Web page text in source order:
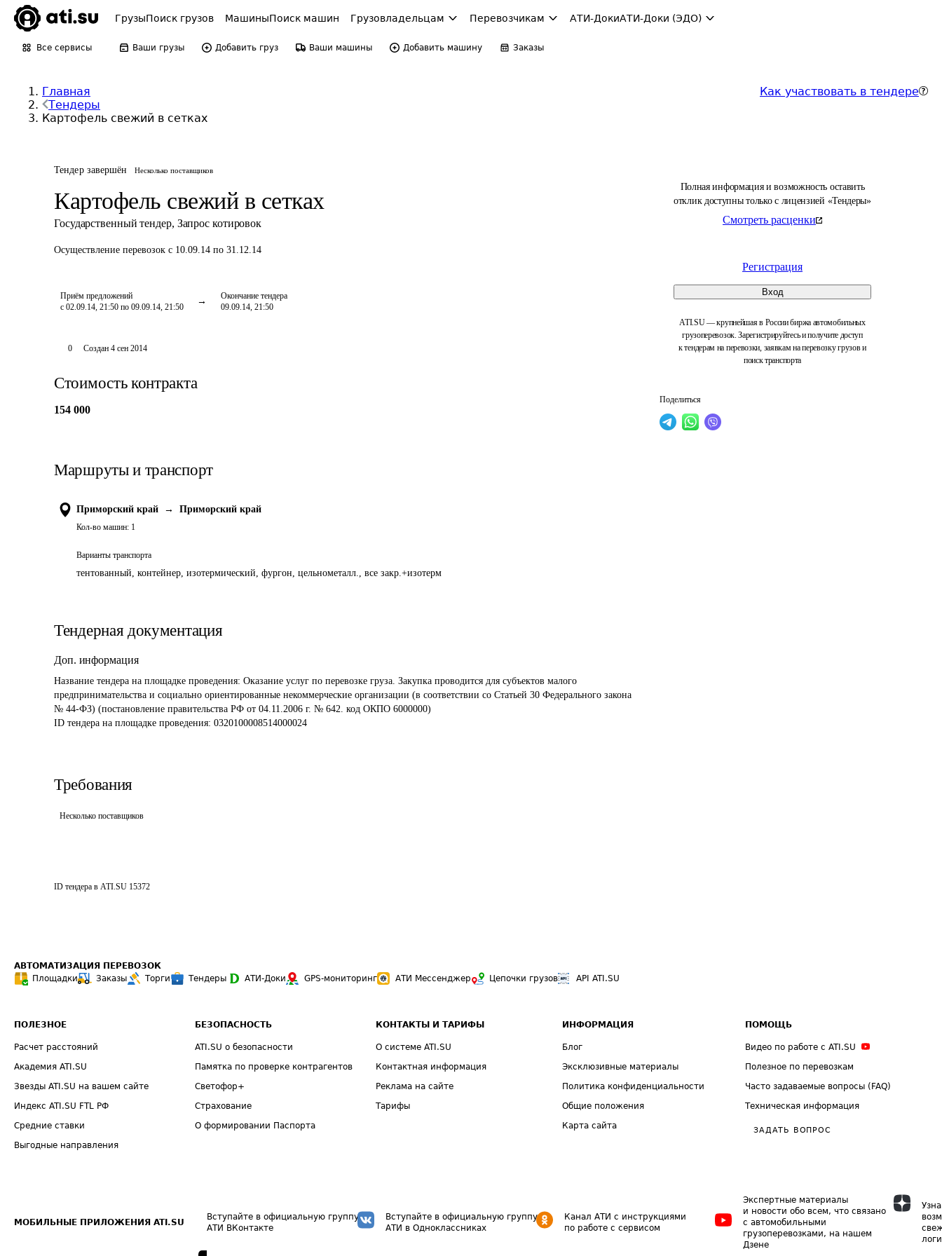
ГрузыПоиск грузов МашиныПоиск машин Грузовладельцам Перевозчикам АТИ-ДокиАТИ-Доки (ЭДО)
Все сервисы Ваши грузы Добавить груз Ваши машины Добавить машину Заказы
Главная
Тендеры
Картофель свежий в сетках
Как участвовать в тендере
Тендер завершён Несколько поставщиков
Картофель свежий в сетках
Государственный тендер, Запрос котировок
Осуществление перевозок с 10.09.14 по 31.12.14
Приём предложений
с 02.09.14, 21:50 по 09.09.14, 21:50
Окончание тендера
09.09.14, 21:50
Полная информация и возможность оставить
отклик доступны только с лицензией «Тендеры»
Смотреть расценки
Регистрация
Вход
ATI.SU — крупнейшая в России биржа автомобильных
грузоперевозок. Зарегистрируйтесь и получите доступ
к тендерам на перевозки, заявкам на перевозку грузов и
поиск транспорта
Поделиться
0 Создан 4 сен 2014
Стоимость контракта
154 000
Маршруты и транспорт
Приморский край → Приморский край
Кол-во машин: 1
Варианты транспорта
тентованный, контейнер, изотермический, фургон, цельнометалл., все закр.+изотерм
Тендерная документация
Доп. информация
Название тендера на площадке проведения: Оказание услуг по перевозке груза. Закупка проводится для субъектов малого
предпринимательства и социально ориентированные некоммерческие организации (в соответствии со Статьей 30 Федерального закона
№ 44-ФЗ) (постановление правительства РФ от 04.11.2006 г. № 642. код ОКПО 6000000)
ID тендера на площадке проведения: 0320100008514000024
Требования
Несколько поставщиков
ID тендера в ATI.SU 15372
АВТОМАТИЗАЦИЯ ПЕРЕВОЗОК
Площадки
Заказы Торги Тендеры АТИ-Доки GPS-мониторинг АТИ Мессенджер Цепочки грузов API ATI.SU
ПОЛЕЗНОЕ
Расчет расстояний
Академия ATI.SU
Звезды ATI.SU на вашем сайте
Индекс ATI.SU FTL РФ
Средние ставки
Выгодные направления
БЕЗОПАСНОСТЬ
ATI.SU о безопасности
Памятка по проверке контрагентов
Светофор+
Страхование
О формировании Паспорта
КОНТАКТЫ И ТАРИФЫ
О системе ATI.SU
Контактная информация
Реклама на сайте
Тарифы
ИНФОРМАЦИЯ
Блог
Эксклюзивные материалы
Политика конфиденциальности
Общие положения
Карта сайта
ПОМОЩЬ
Видео по работе с ATI.SU
Полезное по перевозкам
Часто задаваемые вопросы (FAQ)
Техническая информация
ЗАДАТЬ ВОПРОС
МОБИЛЬНЫЕ ПРИЛОЖЕНИЯ ATI.SU
Вступайте в официальную группу
АТИ ВКонтакте
Вступайте в официальную группу
АТИ в Одноклассниках
Канал АТИ с инструкциями
по работе с сервисом
Экспертные материалы
и новости обо всем, что связано
с автомобильными
грузоперевозками, на нашем
Дзене